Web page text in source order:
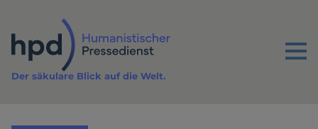
Inhalt
Menu
Der säkulare Blick auf die Welt.